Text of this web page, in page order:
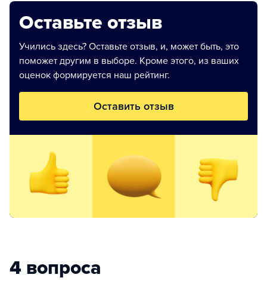
Оставьте отзыв
Учились здесь? Оставьте отзыв, и, может быть, это
поможет другим в выборе. Кроме этого, из ваших
оценок формируется наш рейтинг.
Оставить отзыв
4 вопроса